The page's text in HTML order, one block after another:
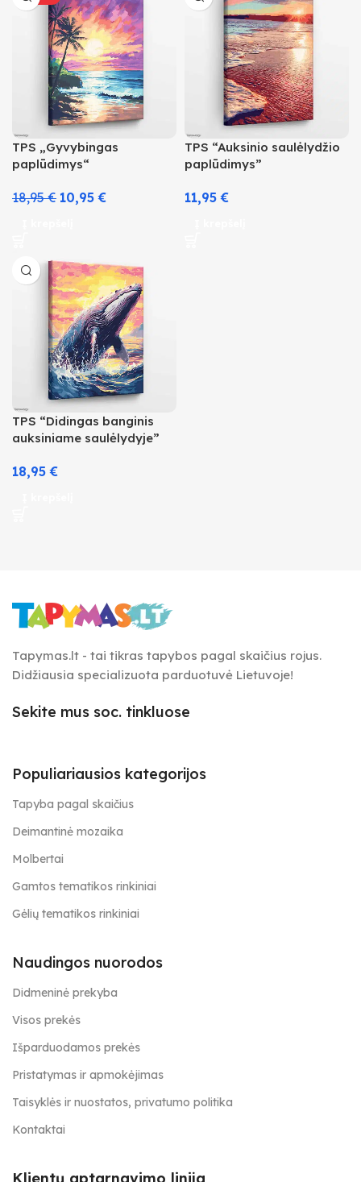
TPS „Gyvybingas
paplūdimys“
18,95€ 10,95€
TPS “Auksinio saulėlydžio
paplūdimys”
11,95€
TPS “Didingas banginis
auksiniame saulėlydyje”
18,95€
Tapymas.lt - tai tikras tapybos pagal skaičius rojus.
Didžiausia specializuota parduotuvė Lietuvoje!
Sekite mus soc. tinkluose
Populiariausios kategorijos
Tapyba pagal skaičius
Deimantinė mozaika
Molbertai
Gamtos tematikos rinkiniai
Gėlių tematikos rinkiniai
Naudingos nuorodos
Didmeninė prekyba
Visos prekės
Išparduodamos prekės
Pristatymas ir apmokėjimas
Taisyklės ir nuostatos, privatumo politika
Kontaktai